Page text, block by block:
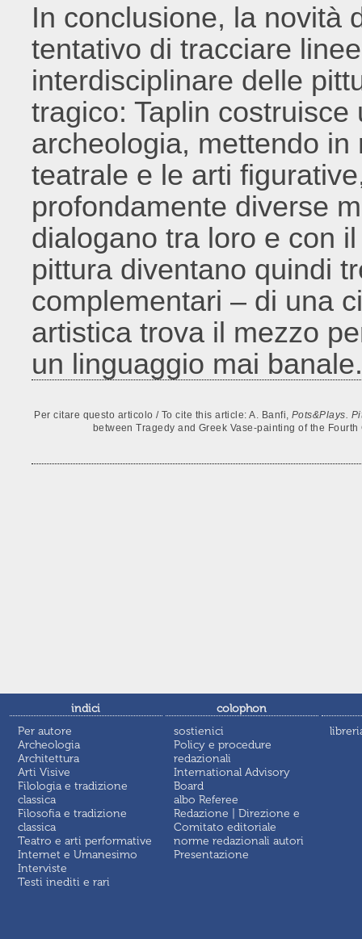
In conclusione, la novità
tentativo di tracciare
interdisciplinare delle
tragico: Taplin
archeologia, mettendo
teatrale e le arti
profondamente diverse
dialogano tra loro e con
pittura diventano quindi
complementari – di una
artistica trova il mezzo
un linguaggio mai
Per citare questo articolo / To cite this article: A. Banfi, Pots&Plays.
between Tragedy and Greek Vase-painting of the Fourth
indici
Per autore
Archeologia
Architettura
Arti Visive
Filologia e tradizione
classica
Filosofia e tradizione
classica
Teatro e arti performative
Internet e Umanesimo
Interviste
Testi inediti e rari
colophon
sostienici
Policy e procedure
redazionali
International Advisory
Board
albo Referee
Redazione | Direzione e
Comitato editoriale
norme redazionali autori
Presentazione